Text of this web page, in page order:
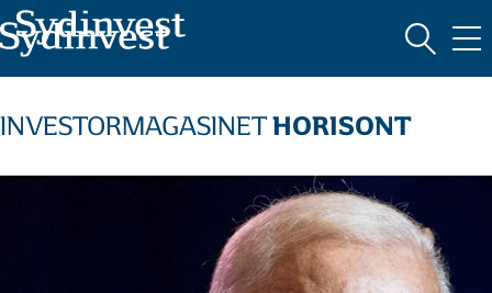
MARKEDSFØRINGSMATERIALE
INVESTORMAGASINETHORISONT